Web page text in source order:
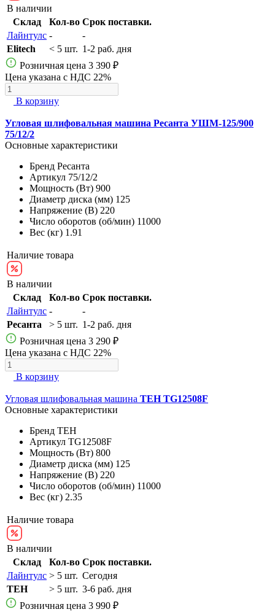
В наличии
Склад
Кол-во Срок поставки.
Лайнтулс -
-
Elitech
< 5 шт. 1-2 раб. дня
Розничная цена 3 390 ₽
Цена указана с НДС 22%
В корзину
Угловая шлифовальная машина Ресанта УШМ-125/900
75/12/2
Основные характеристики
Бренд Ресанта
Артикул 75/12/2
Мощность (Вт) 900
Диаметр диска (мм) 125
Напряжение (В) 220
Число оборотов (об/мин) 11000
Вес (кг) 1.91
Наличие товара
В наличии
Склад
Кол-во Срок поставки.
Лайнтулс -
-
Ресанта
> 5 шт. 1-2 раб. дня
Розничная цена 3 290 ₽
Цена указана с НДС 22%
В корзину
Угловая шлифовальная машина TEH TG12508F
Основные характеристики
Бренд TEH
Артикул TG12508F
Мощность (Вт) 800
Диаметр диска (мм) 125
Напряжение (В) 220
Число оборотов (об/мин) 11000
Вес (кг) 2.35
Наличие товара
В наличии
Склад
Кол-во Срок поставки.
Лайнтулс > 5 шт. Сегодня
TEH
> 5 шт. 3-6 раб. дня
Розничная цена 3 990 ₽